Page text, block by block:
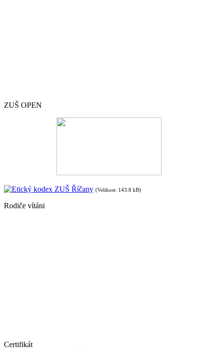
ZUŠ OPEN
Etický kodex ZUŠ Říčany (Velikost: 143.8 kB)
Rodiče vítáni
Certifikát